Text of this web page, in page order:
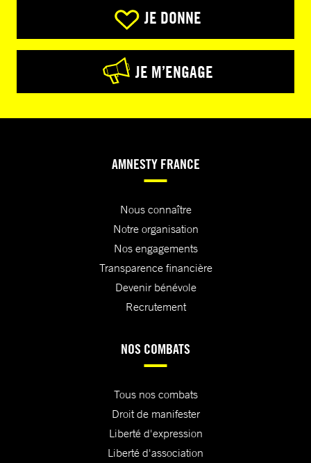
JE DONNE
JE M’ENGAGE
AMNESTY FRANCE
Nous connaître
Notre organisation
Nos engagements
Transparence financière
Devenir bénévole
Recrutement
NOS COMBATS
Tous nos combats
Droit de manifester
Liberté d'expression
Liberté d'association